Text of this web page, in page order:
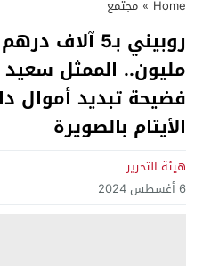
Home
» مجتمع
مليون.. الممثل
فضيحة تبديد أموال
الأيتام بالصويرة
هيئة التحرير
6 أغسطس 2024